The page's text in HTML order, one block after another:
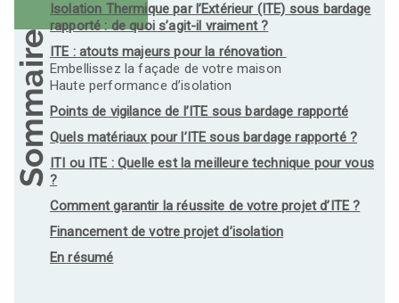
Sommaire
Isolation Thermique par l’Extérieur (ITE) sous bardage
rapporté : de quoi s’agit-il vraiment ?
ITE : atouts majeurs pour la rénovation
Embellissez la façade de votre maison
Haute performance d’isolation
Points de vigilance de l’ITE sous bardage rapporté
Quels matériaux pour l’ITE sous bardage rapporté ?
ITI ou ITE : Quelle est la meilleure technique pour vous
?
Comment garantir la réussite de votre projet d’ITE ?
Financement de votre projet d’isolation
En résumé